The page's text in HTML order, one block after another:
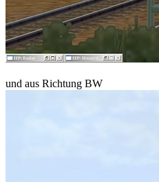
und aus Richtung BW